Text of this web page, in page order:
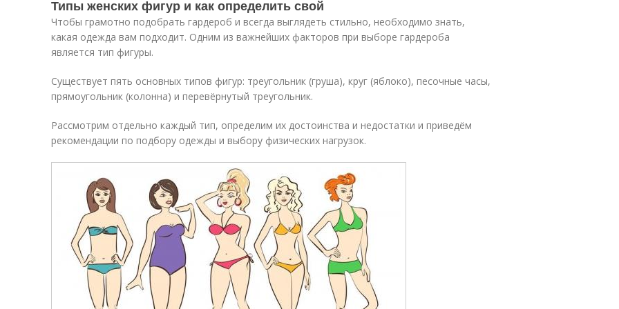
Типы женских фигур и как определить свой
Чтобы грамотно подобрать гардероб и всегда выглядеть стильно, необходимо знать,
какая одежда вам подходит. Одним из важнейших факторов при выборе гардероба
является тип фигуры.
Существует пять основных типов фигур: треугольник (груша), круг (яблоко), песочные часы,
прямоугольник (колонна) и перевёрнутый треугольник.
Рассмотрим отдельно каждый тип, определим их достоинства и недостатки и приведём
рекомендации по подбору одежды и выбору физических нагрузок.